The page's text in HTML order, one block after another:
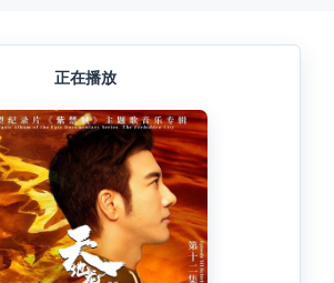
正在播放